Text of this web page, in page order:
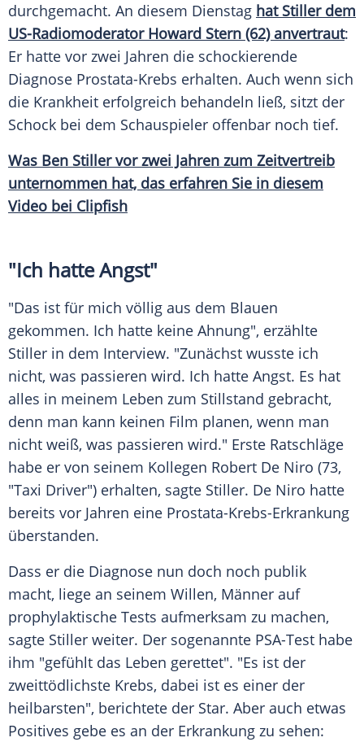
durchgemacht. An diesem Dienstag hat Stiller dem
US-Radiomoderator Howard Stern (62) anvertraut:
Er hatte vor zwei Jahren die schockierende
Diagnose Prostata-Krebs erhalten. Auch wenn sich
die Krankheit erfolgreich behandeln ließ, sitzt der
Schock bei dem Schauspieler offenbar noch tief.
Was Ben Stiller vor zwei Jahren zum Zeitvertreib
unternommen hat, das erfahren Sie in diesem
Video bei Clipfish
"Ich hatte Angst"
"Das ist für mich völlig aus dem Blauen
gekommen. Ich hatte keine Ahnung", erzählte
Stiller in dem Interview. "Zunächst wusste ich
nicht, was passieren wird. Ich hatte Angst. Es hat
alles in meinem Leben zum Stillstand gebracht,
denn man kann keinen Film planen, wenn man
nicht weiß, was passieren wird." Erste Ratschläge
habe er von seinem Kollegen Robert De Niro (73,
"Taxi Driver") erhalten, sagte Stiller. De Niro hatte
bereits vor Jahren eine Prostata-Krebs-Erkrankung
überstanden.
Dass er die Diagnose nun doch noch publik
macht, liege an seinem Willen, Männer auf
prophylaktische Tests aufmerksam zu machen,
sagte Stiller weiter. Der sogenannte PSA-Test habe
ihm "gefühlt das Leben gerettet". "Es ist der
zweittödlichste Krebs, dabei ist es einer der
heilbarsten", berichtete der Star. Aber auch etwas
Positives gebe es an der Erkrankung zu sehen: